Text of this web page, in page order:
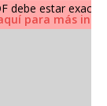
debe estar
para más